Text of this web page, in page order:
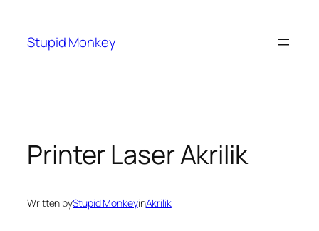
content
Stupid Monkey
Printer Laser Akrilik
Written byStupid MonkeyinAkrilik